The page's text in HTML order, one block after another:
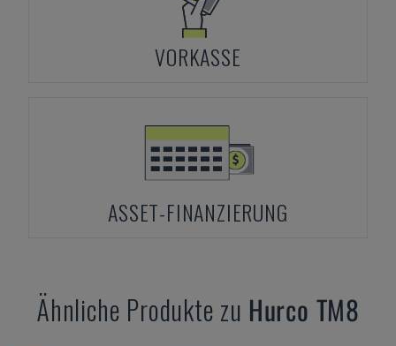
VORKASSE
ASSET-FINANZIERUNG
Ähnliche Produkte zu Hurco TM8